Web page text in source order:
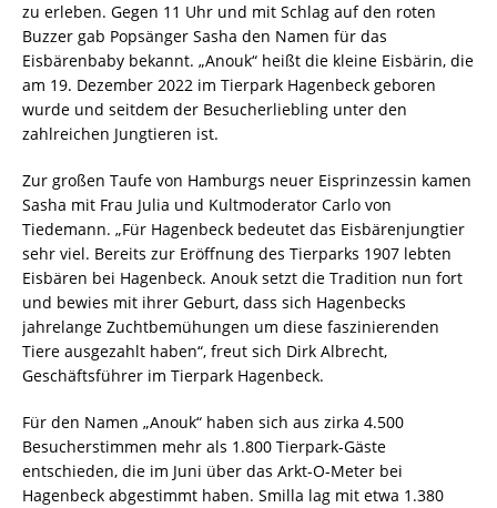
zu erleben. Gegen 11 Uhr und mit Schlag auf den roten
Buzzer gab Popsänger Sasha den Namen für das
Eisbärenbaby bekannt. „Anouk“ heißt die kleine Eisbärin, die
am 19. Dezember 2022 im Tierpark Hagenbeck geboren
wurde und seitdem der Besucherliebling unter den
zahlreichen Jungtieren ist.
Zur großen Taufe von Hamburgs neuer Eisprinzessin kamen
Sasha mit Frau Julia und Kultmoderator Carlo von
Tiedemann. „Für Hagenbeck bedeutet das Eisbärenjungtier
sehr viel. Bereits zur Eröffnung des Tierparks 1907 lebten
Eisbären bei Hagenbeck. Anouk setzt die Tradition nun fort
und bewies mit ihrer Geburt, dass sich Hagenbecks
jahrelange Zuchtbemühungen um diese faszinierenden
Tiere ausgezahlt haben“, freut sich Dirk Albrecht,
Geschäftsführer im Tierpark Hagenbeck.
Für den Namen „Anouk“ haben sich aus zirka 4.500
Besucherstimmen mehr als 1.800 Tierpark-Gäste
entschieden, die im Juni über das Arkt-O-Meter bei
Hagenbeck abgestimmt haben. Smilla lag mit etwa 1.380